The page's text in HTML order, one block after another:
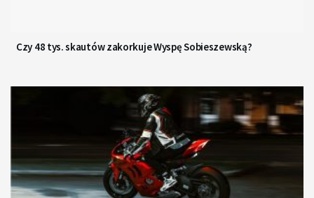
Czy 48 tys. skautów zakorkuje Wyspę Sobieszewską?